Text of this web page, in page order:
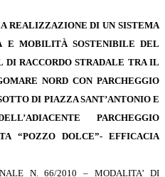
REALIZZAZIONE DI UN SISTEMA
E MOBILITÀ SOSTENIBILE DEL
RACCORDO STRADALE TRA IL
NORD CON PARCHEGGIO
DI PIAZZA SANT’ANTONIO E
PARCHEGGIO
“POZZO DOLCE”- EFFICACIA
N. 66/2010 – MODALITA’ DI